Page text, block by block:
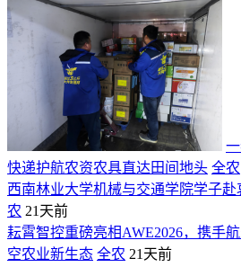
快递护航农资农具直达田间地头 全农
西南林业大学机械与交通学院学子
农 21天前
耘霄智控重磅亮相AWE2026，携手
空农业新生态 全农 21天前